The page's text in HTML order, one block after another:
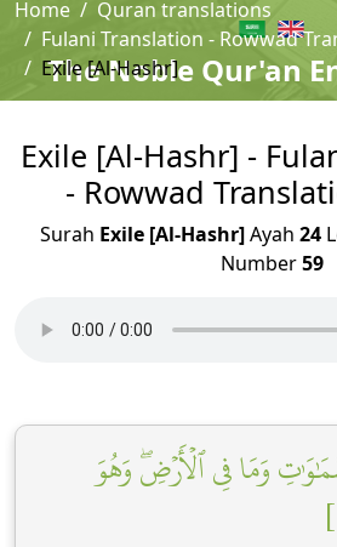
The Noble Qur'an
Home
Quran translations
Fulani Translation - Rowwad
Exile [Al-Hashr]
Exile [Al-Hashr] -
- Rowwad
Surah Exile [Al-Hashr]Ayah 24
Number59
وَمَا فِي ٱلۡأَرۡضِۖ وَهُوَ